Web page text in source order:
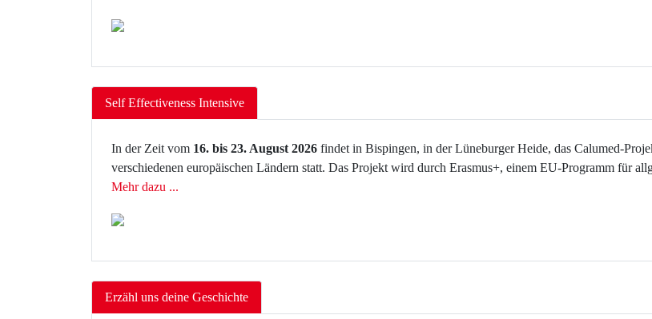
Self Effectiveness Intensive
In der Zeit vom 16. bis 23. August 2026 findet in Bispingen, in der Lüneburger Heide, das Calumed-
verschiedenen europäischen Ländern statt. Das Projekt wird durch Erasmus+, einem EU-Programm für
Mehr dazu ...
Erzähl uns deine Geschichte